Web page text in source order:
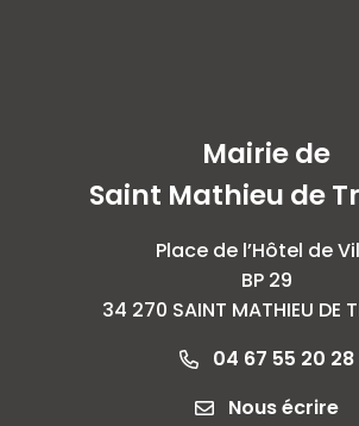
Mairie de
Saint Mathieu de
Place de l’Hôtel de
BP 29
34 270 SAINT MATHIEU DE
04 67 55 20 28
Nous écrire